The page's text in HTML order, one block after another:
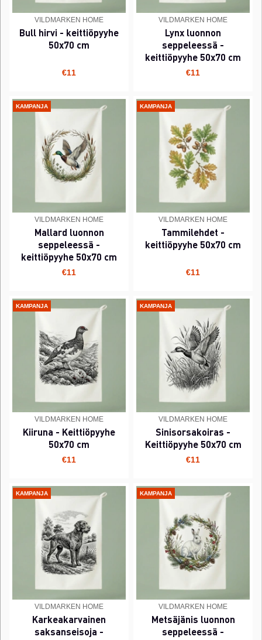
VILDMARKEN HOME
Bull hirvi - keittiöpyyhe
50x70 cm
€11
VILDMARKEN HOME
Lynx luonnon
seppeleessä -
keittiöpyyhe 50x70 cm
€11
KAMPANJA
VILDMARKEN HOME
Mallard luonnon
seppeleessä -
keittiöpyyhe 50x70 cm
€11
KAMPANJA
VILDMARKEN HOME
Tammilehdet -
keittiöpyyhe 50x70 cm
€11
KAMPANJA
VILDMARKEN HOME
Kiiruna - Keittiöpyyhe
50x70 cm
€11
KAMPANJA
VILDMARKEN HOME
Sinisorsakoiras -
Keittiöpyyhe 50x70 cm
€11
KAMPANJA
VILDMARKEN HOME
Karkeakarvainen
saksanseisoja -
KAMPANJA
VILDMARKEN HOME
Metsäjänis luonnon
seppeleessä -